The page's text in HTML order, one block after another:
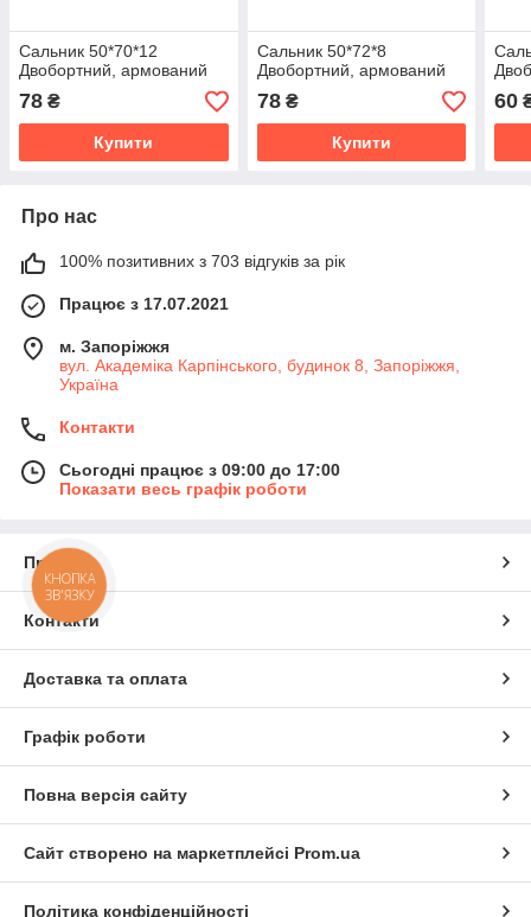
Сальник 50*70*12
Двобортний, армований
78 ₴
Купити
Сальник 50*72*8
Двобортний, армований
78₴
Купити
60
Про нас
100% позитивних з 703 відгуків за рік
Працює з 17.07.2021
м. Запоріжжя
вул. Академіка Карпінського, будинок 8, Запоріжжя,
Україна
Контакти
Сьогодні працює з 09:00 до 17:00
Показати весь графік роботи
Про нас
Контакти
Доставка та оплата
Графік роботи
Повна версія сайту
Сайт створено на маркетплейсі Prom.ua
Політика конфіденційності
КНОПКА
ЗВ'ЯЗКУ